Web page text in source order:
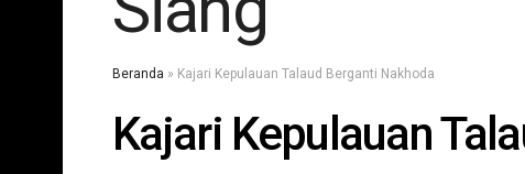
Beranda » Kajari Kepulauan Talaud Berganti Nakhoda
Kajari Kepulauan